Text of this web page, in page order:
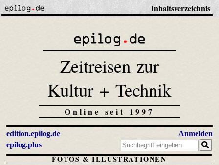
Inhaltsverzeichnis
Zeitreisen zur
Kultur + Technik
Online seit 1997
edition.epilog.de
epilog.plus
Anmelden
FOTOS & ILLUSTRATIONEN